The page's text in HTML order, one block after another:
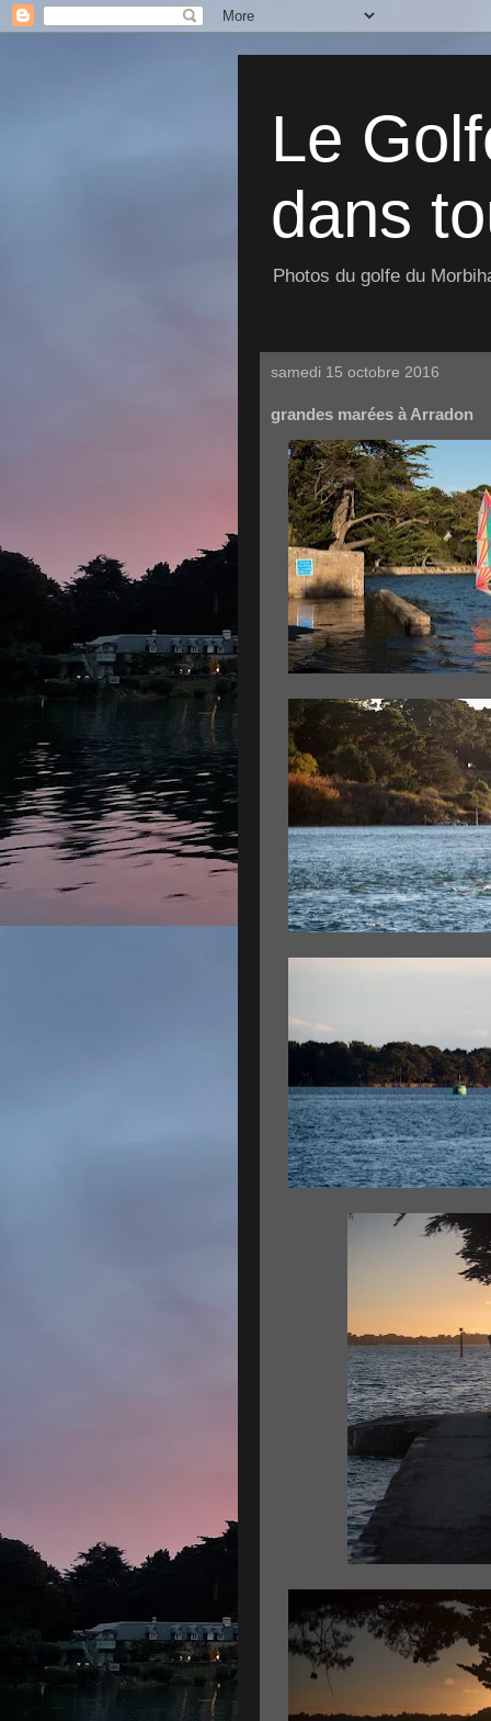
Le
dans
Photos du golfe du
samedi 15 octobre 2016
grandes marées à Arradon